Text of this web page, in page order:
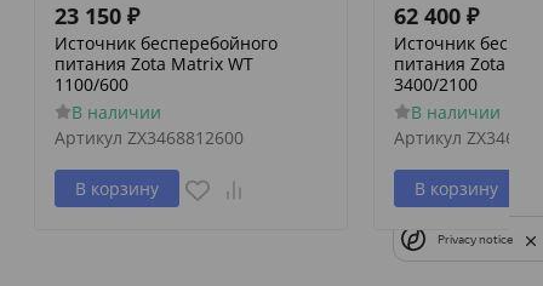
23 150 ₽
Источник бесперебойного
питания Zota Matrix WT
1100/600
В наличии
Артикул ZX3468812600
В корзину
62 400 ₽
Источник
питания Zota
3400/2100
В наличии
Артикул
В корзину
Privacy notice